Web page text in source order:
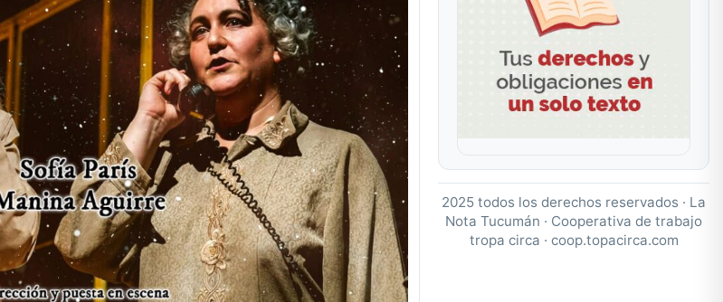
2025 todos los derechos reservados · La
Nota Tucumán · Cooperativa de trabajo
tropa circa · coop.topacirca.com